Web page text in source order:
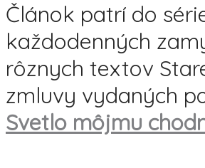
Článok patrí do
každodenných
rôznych textov
zmluvy vydaných
Svetlo môjmu